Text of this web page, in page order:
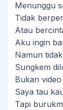
Menunggu
Tidak
Atau
Aku ingin
Namun
Sungkem
Bukan
Saya tau
Tapi